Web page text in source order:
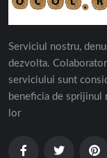
Serviciul nostru,
dezvolta.
serviciului sunt
beneficia de
lor